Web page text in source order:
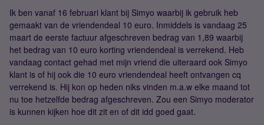
Ik ben vanaf 16 februari klant bij Simyo waarbij ik gebruik heb
gemaakt van de vriendendeal 10 euro. Inmiddels is vandaag 25
maart de eerste factuur afgeschreven bedrag van 1,89 waarbij
het bedrag van 10 euro korting vriendendeal is verrekend. Heb
vandaag contact gehad met mijn vriend die uiteraard ook Simyo
klant is of hij ook die 10 euro vriendendeal heeft ontvangen cq
verrekend is. Hij kon op heden niks vinden m.a.w elke maand tot
nu toe hetzelfde bedrag afgeschreven. Zou een Simyo moderator
is kunnen kijken hoe dit zit en of dit idd goed gaat.